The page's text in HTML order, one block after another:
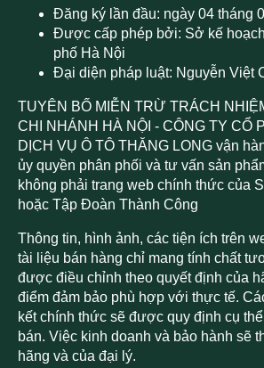
Đăng ký lần đầu: ngày 04 tháng
Được cấp phép bởi: Sở kế
phố Hà Nội
Đại diện pháp luật: Nguyễn Việt
TUYÊN BỐ MIỄN TRỪ TRÁCH
CHI NHÁNH HÀ NỘI - CÔNG TY CỔ
DỊCH VỤ Ô TÔ THĂNG LONG vận
ủy quyền phân phối và tư vấn sản
không phải trang web chính thức của
hoặc Tập Đoàn Thành Công
Thông tin, hình ảnh, các tiện ích trên
tài liệu bán hàng chỉ mang tính chất
được điều chỉnh theo quyết định của
điểm đảm bảo phù hợp với thực tế.
kết chính thức sẽ được quy định cụ
bán. Việc kinh doanh và bảo hành sẽ
hãng và của đại lý.